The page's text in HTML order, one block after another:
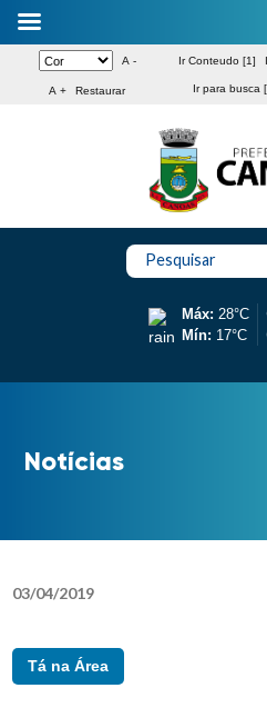
A -
A + Restaurar
Ir Conteudo [1]
Ir para busca
Pesquisar
Máx: 28°C
Mín: 17°C
Notícias
03/04/2019
Tá na Área